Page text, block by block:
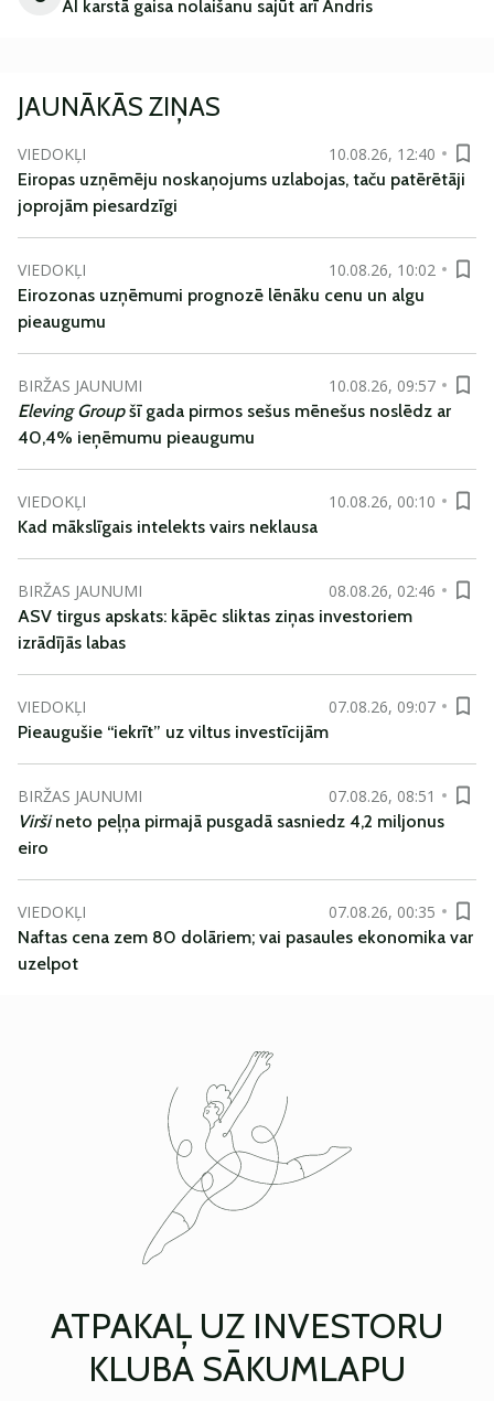
AI karstā gaisa nolaišanu sajūt arī Andris
JAUNĀKĀS ZIŅAS
VIEDOKĻI
10.08.26, 12:40
Eiropas uzņēmēju noskaņojums uzlabojas, taču patērētāji
joprojām piesardzīgi
VIEDOKĻI
10.08.26, 10:02
Eirozonas uzņēmumi prognozē lēnāku cenu un algu
pieaugumu
BIRŽAS JAUNUMI
10.08.26, 09:57
Eleving Groupšī gada pirmos sešus mēnešus noslēdz ar
40,4% ieņēmumu pieaugumu
VIEDOKĻI
10.08.26, 00:10
Kad mākslīgais intelekts vairs neklausa
BIRŽAS JAUNUMI
08.08.26, 02:46
ASV tirgus apskats: kāpēc sliktas ziņas investoriem
izrādījās labas
VIEDOKĻI
07.08.26, 09:07
Pieaugušie “iekrīt” uz viltus investīcijām
BIRŽAS JAUNUMI
07.08.26, 08:51
Viršineto peļņa pirmajā pusgadā sasniedz 4,2 miljonus
eiro
VIEDOKĻI
07.08.26, 00:35
Naftas cena zem 80 dolāriem; vai pasaules ekonomika var
uzelpot
ATPAKAĻ UZ INVESTORU
KLUBA SĀKUMLAPU